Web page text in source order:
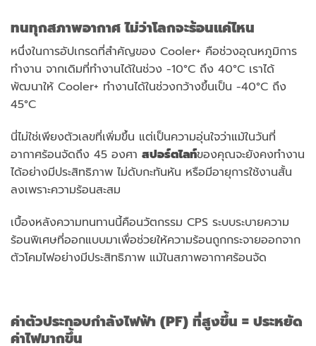
ทนทุกสภาพอากาศ ไม่ว่าโลกจะร้อนแค่ไหน
หนึ่งในการอัปเกรดที่สำคัญของ Cooler+ คือช่วงอุณหภูมิการ
ทำงาน จากเดิมที่ทำงานได้ในช่วง -10°C ถึง 40°C เราได้
พัฒนาให้ Cooler+ ทำงานได้ในช่วงกว้างขึ้นเป็น -40°C ถึง
45°C
นี่ไม่ใช่เพียงตัวเลขที่เพิ่มขึ้น แต่เป็นความอุ่นใจว่าแม้ในวันที่
อากาศร้อนจัดถึง 45 องศา สปอร์ตไลท์ของคุณจะยังคงทำงาน
ได้อย่างมีประสิทธิภาพ ไม่ดับกะทันหัน หรือมีอายุการใช้งานสั้น
ลงเพราะความร้อนสะสม
เบื้องหลังความทนทานนี้คือนวัตกรรม CPS ระบบระบายความ
ร้อนพิเศษที่ออกแบบมาเพื่อช่วยให้ความร้อนถูกกระจายออกจาก
ตัวโคมไฟอย่างมีประสิทธิภาพ แม้ในสภาพอากาศร้อนจัด
ค่าตัวประกอบกำลังไฟฟ้า (PF) ที่สูงขึ้น = ประหยัด
ค่าไฟมากขึ้น